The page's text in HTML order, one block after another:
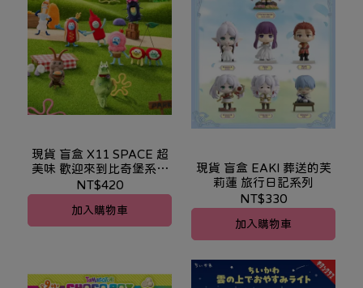
現貨 盲盒 X11 SPACE 超
美味 歡迎來到比奇堡系列
絨毛
NT$420
加入購物車
現貨 盲盒 EAKI 葬送的芙
莉蓮 旅行日記系列
NT$330
加入購物車